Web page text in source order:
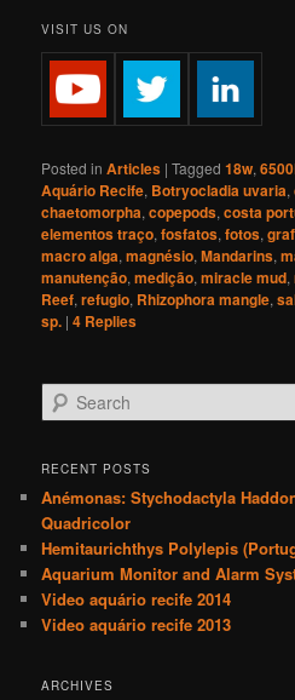
VISIT US ON
Posted in Articles |Tagged 18w,
Aquário Recife, Botryocladia uvaria,
chaetomorpha,copepods,costa
elementos traço,fosfatos,fotos,
macro alga,magnésio,Mandarins,
manutenção,medição,miracle mud,
Reef,refugio, Rhizophora mangle,
sp. |4 Replies
e
r
h
RECENT POSTS
Anémonas: Stychodactyla
Quadricolor
Hemitaurichthys Polylepis
Aquarium Monitor and Alarm
Video aquário recife 2014
Video aquário recife 2013
ARCHIVES